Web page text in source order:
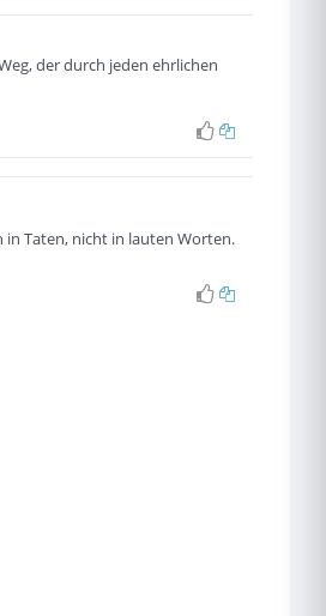
der durch jeden ehrlichen
in Taten, nicht in lauten Worten.